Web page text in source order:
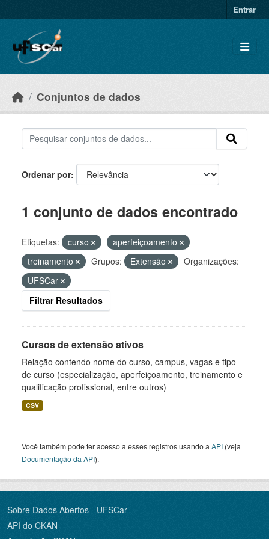
Entrar
Conjuntos de dados
Ordenar por
1 conjunto de dados encontrado
Etiquetas: curso
aperfeiçoamento
treinamento
Grupos: Extensão
Organizações:
UFSCar
Filtrar Resultados
Cursos de extensão ativos
Relação contendo nome do curso, campus, vagas e tipo
de curso (especialização, aperfeiçoamento, treinamento e
qualificação profissional, entre outros)
CSV
Você também pode ter acesso a esses registros usando a API (veja
Documentação da API).
Sobre Dados Abertos - UFSCar
API do CKAN